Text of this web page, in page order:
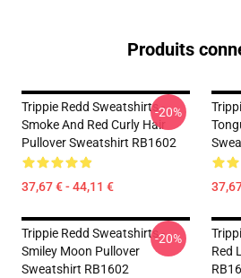
Produits
Trippie Redd Sweatshirts -
Smoke And Red Curly Hair
Pullover Sweatshirt RB1602
37,67 € - 44,11 €
-20%
Trippie Redd Sweatshirts -
Smiley Moon Pullover
Sweatshirt RB1602
-20%
Red